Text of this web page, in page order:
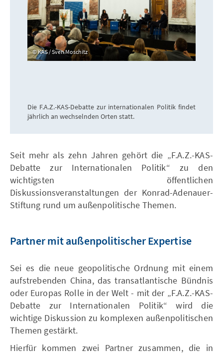
KAS / Sven Moschitz
Die F.A.Z.-KAS-Debatte zur internationalen Politik findet
jährlich an wechselnden Orten statt.
Seit mehr als zehn Jahren gehört die „F.A.Z.-KAS-
Debatte zur Internationalen Politik“ zu den
wichtigsten öffentlichen
Diskussionsveranstaltungen der Konrad-Adenauer-
Stiftung rund um außenpolitische Themen.
Partner mit außenpolitischer Expertise
Sei es die neue geopolitische Ordnung mit einem
aufstrebenden China, das transatlantische Bündnis
oder Europas Rolle in der Welt - mit der „F.A.Z.-KAS-
Debatte zur Internationalen Politik“ wird die
wichtige Diskussion zu komplexen außenpolitischen
Themen gestärkt.
Hierfür kommen zwei Partner zusammen, die in